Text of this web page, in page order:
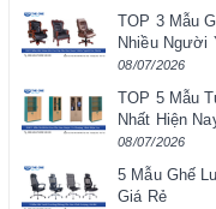
TOP 3 Mẫu
Nhiều Người
08/07/2026
TOP 5 Mẫu
Nhất Hiện
08/07/2026
5 Mẫu Ghế
Giá Rẻ